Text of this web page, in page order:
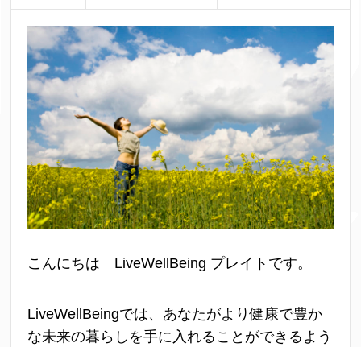
こんにちは LiveWellBeing プレイトです。
LiveWellBeingでは、あなたがより健康で豊か
な未来の暮らしを手に入れることができるよう